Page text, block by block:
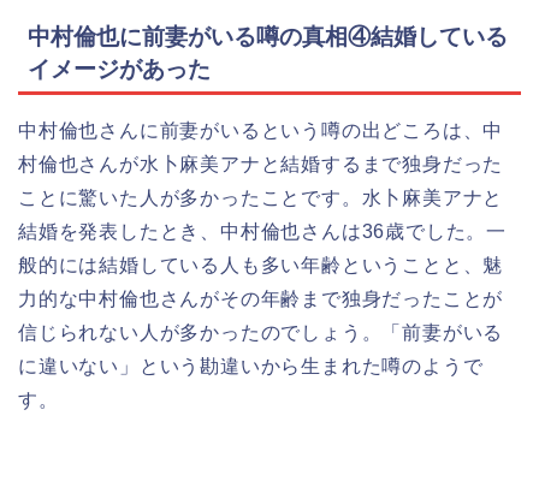
中村倫也に前妻がいる噂の真相④結婚している
イメージがあった
中村倫也さんに前妻がいるという噂の出どころは、中
村倫也さんが水卜麻美アナと結婚するまで独身だった
ことに驚いた人が多かったことです。水卜麻美アナと
結婚を発表したとき、中村倫也さんは36歳でした。一
般的には結婚している人も多い年齢ということと、魅
力的な中村倫也さんがその年齢まで独身だったことが
信じられない人が多かったのでしょう。「前妻がいる
に違いない」という勘違いから生まれた噂のようで
す。